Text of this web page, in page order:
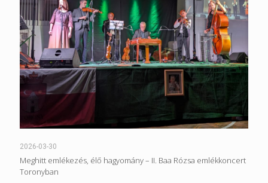
2026-03-30
Meghitt emlékezés, élő hagyomány – II. Baa Rózsa emlékkoncert
Toronyban